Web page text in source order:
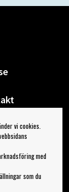
vi cookies.
med
som du